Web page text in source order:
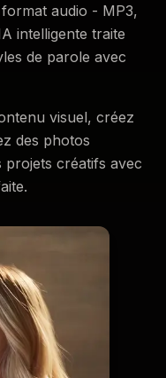
audio - MP3,
intelligente traite
de parole avec
visuel, créez
des photos
projets créatifs avec